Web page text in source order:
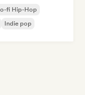
fi Hip-Hop
Indie pop